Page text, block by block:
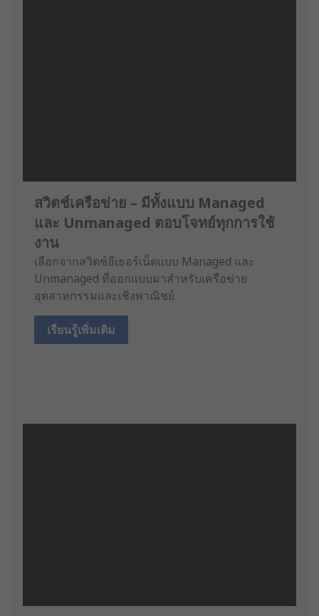
สวิตช์เครือข่าย – มีทั้งแบบ Managed
และ Unmanaged ตอบโจทย์ทุกการใช้
งาน
เลือกจากสวิตช์อีเธอร์เน็ตแบบ Managed และ
Unmanaged ที่ออกแบบมาสำหรับเครือข่าย
อุตสาหกรรมและเชิงพาณิชย์
เรียนรู้เพิ่มเติม